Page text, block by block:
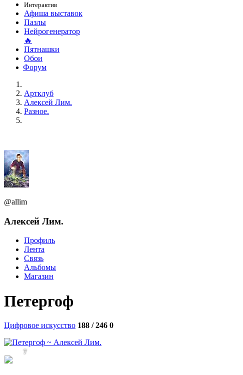
Интерактив
Афиша выставок
Пазлы
Нейрогенератор
🔥
Пятнашки
Обои
Форум
Артклуб
Алексей Лим.
Разное.
@allim
Алексей Лим.
Профиль
Лента
Связь
Альбомы
Магазин
Петергоф
Цифровое искусство 188 / 246 0
7